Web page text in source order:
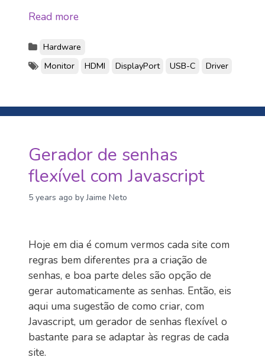
Read more
Hardware
Monitor
HDMI DisplayPort USB-C Driver
Gerador de senhas
flexível com Javascript
5 years ago by Jaime Neto
Hoje em dia é comum vermos cada site com
regras bem diferentes pra a criação de
senhas, e boa parte deles são opção de
gerar automaticamente as senhas. Então, eis
aqui uma sugestão de como criar, com
Javascript, um gerador de senhas flexível o
bastante para se adaptar às regras de cada
site.